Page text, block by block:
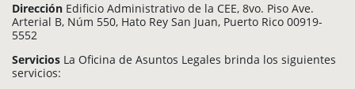
Dirección Edificio Administrativo de la CEE, 8vo. Piso Ave.
Arterial B, Núm 550, Hato Rey San Juan, Puerto Rico 00919-
5552
Servicios La Oficina de Asuntos Legales brinda los siguientes
servicios: